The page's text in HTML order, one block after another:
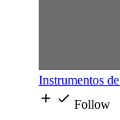
Instrumentos
Follow